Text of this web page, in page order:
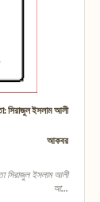
সিরাজুল ইসলাম আলী
আকবর
সিরাজুল ইসলাম আলী
আ...